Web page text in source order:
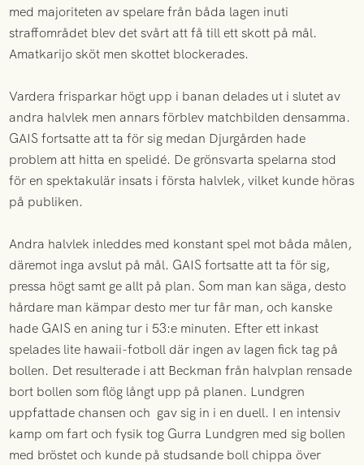
med majoriteten av spelare från båda lagen inuti
straffområdet blev det svårt att få till ett skott på mål.
Amatkarijo sköt men skottet blockerades.
Vardera frisparkar högt upp i banan delades ut i slutet av
andra halvlek men annars förblev matchbilden densamma.
GAIS fortsatte att ta för sig medan Djurgården hade
problem att hitta en spelidé. De grönsvarta spelarna stod
för en spektakulär insats i första halvlek, vilket kunde höras
på publiken.
Andra halvlek inleddes med konstant spel mot båda målen,
däremot inga avslut på mål. GAIS fortsatte att ta för sig,
pressa högt samt ge allt på plan. Som man kan säga, desto
hårdare man kämpar desto mer tur får man, och kanske
hade GAIS en aning tur i 53:e minuten. Efter ett inkast
spelades lite hawaii-fotboll där ingen av lagen fick tag på
bollen. Det resulterade i att Beckman från halvplan rensade
bort bollen som flög långt upp på planen. Lundgren
uppfattade chansen och gav sig in i en duell. I en intensiv
kamp om fart och fysik tog Gurra Lundgren med sig bollen
med bröstet och kunde på studsande boll chippa över